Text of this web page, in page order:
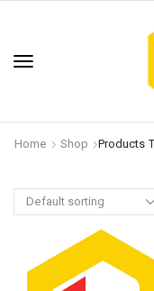
Home Shop Products